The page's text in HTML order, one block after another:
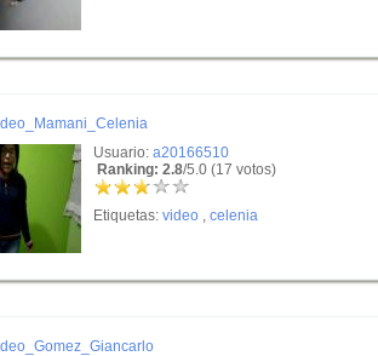
Usuario: a20166510
Ranking: 2.8/5.0 (17 votos)
Etiquetas: video , celenia